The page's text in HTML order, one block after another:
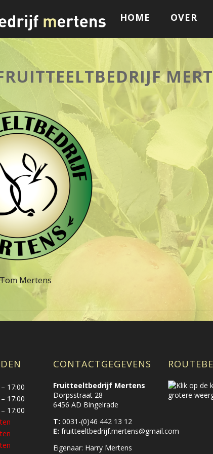
HOME OVER
Mertens
17:00
17:00
17:00
CONTACTGEGEVENS
Fruitteeltbedrijf Mertens
Dorpsstraat 28
6456 AD Bingelrade
T: 0031-(0)46 442 13 12
E: fruitteeltbedrijf.mertens@gmail.com
Eigenaar: Harry Mertens